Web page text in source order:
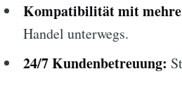
Kompatibilität mit
Handel unterwegs.
24/7 Kundenbetreuung: